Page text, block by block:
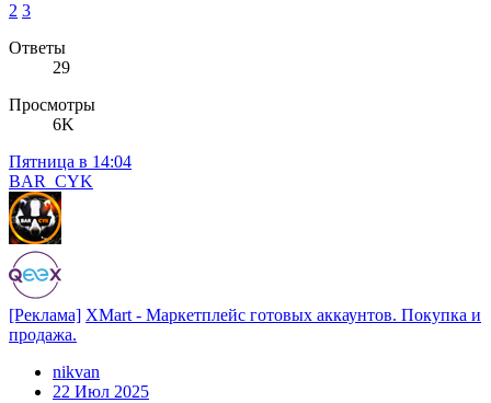
2 3
Ответы
29
Просмотры
6K
Пятница в 14:04
BAR_CYK
[Реклама] XMart - Маркетплейс готовых аккаунтов. Покупка и
продажа.
nikvan
22 Июл 2025